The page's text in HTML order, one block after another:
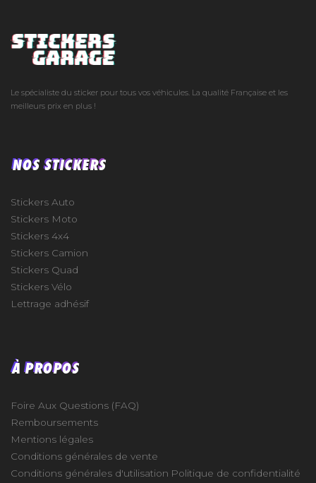
Le spécialiste du sticker pour tous vos véhicules. La qualité Française et les
meilleurs prix en plus !
NOS STICKERS
Stickers Auto
Stickers Moto
Stickers 4x4
Stickers Camion
Stickers Quad
Stickers Vélo
Lettrage adhésif
À PROPOS
Foire Aux Questions (FAQ)
Remboursements
Mentions légales
Conditions générales de vente
Conditions générales d'utilisation Politique de confidentialité